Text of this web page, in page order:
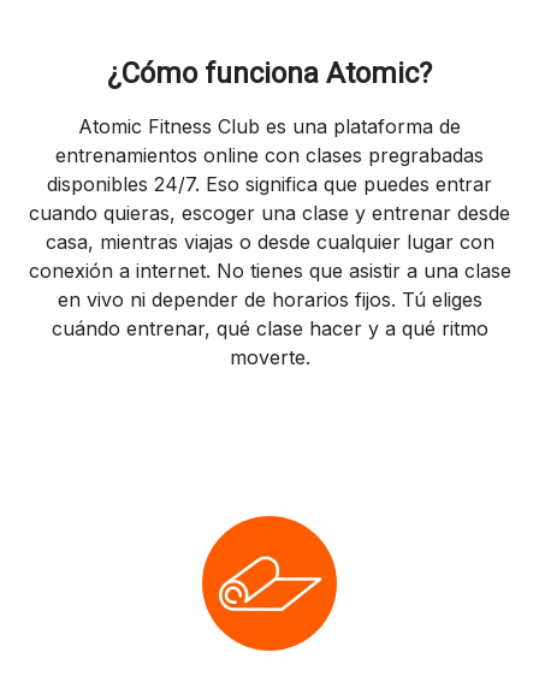
¿Cómo funciona Atomic?
Atomic Fitness Club es una plataforma de
entrenamientos online con clases pregrabadas
disponibles 24/7. Eso significa que puedes entrar
cuando quieras, escoger una clase y entrenar desde
casa, mientras viajas o desde cualquier lugar con
conexión a internet. No tienes que asistir a una clase
en vivo ni depender de horarios fijos. Tú eliges
cuándo entrenar, qué clase hacer y a qué ritmo
moverte.